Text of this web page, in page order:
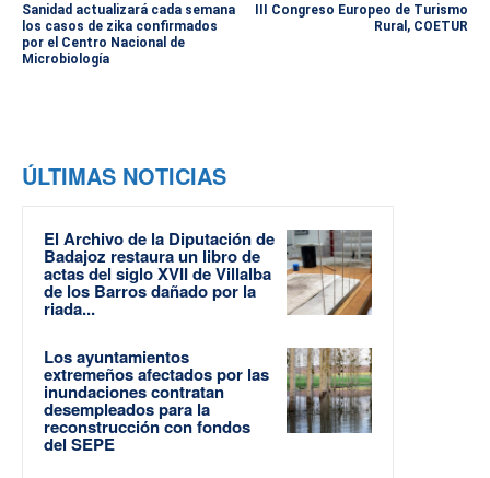
Sanidad actualizará cada semana
los casos de zika confirmados
por el Centro Nacional de
Microbiología
III Congreso Europeo de Turismo
Rural, COETUR
ÚLTIMAS NOTICIAS
El Archivo de la Diputación de
Badajoz restaura un libro de
actas del siglo XVII de Villalba
de los Barros dañado por la
riada...
Los ayuntamientos
extremeños afectados por las
inundaciones contratan
desempleados para la
reconstrucción con fondos
del SEPE